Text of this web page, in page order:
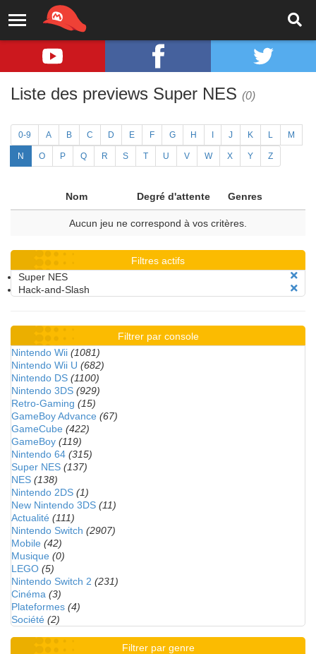
Liste des previews Super NES (0)
0-9 A B C D E F G H J K L M
N O P Q R S T U V W X Y Z
Nom Degré d'attente Genres
Aucun jeu ne correspond à vos critères.
Filtres actifs
Super NES
Hack-and-Slash
Filtrer par console
Nintendo Wii (1081)
Nintendo Wii U (682)
Nintendo DS (1100)
Nintendo 3DS (929)
Retro-Gaming (15)
GameBoy Advance (67)
GameCube (422)
GameBoy (119)
Nintendo 64 (315)
Super NES (137)
NES (138)
Nintendo 2DS (1)
New Nintendo 3DS (11)
Actualité (111)
Nintendo Switch (2907)
Mobile (42)
Musique (0)
LEGO (5)
Nintendo Switch 2 (231)
Cinéma (3)
Plateformes (4)
Société (2)
Filtrer par genre